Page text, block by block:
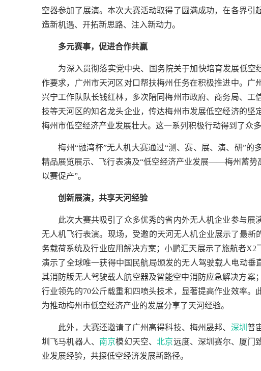
空器参加了展演。本次大赛活动取得了圆满成功，在各界
造新机遇、开拓新思路、注入新动力。
多元赛事，促进合作共赢
为深入贯彻落实党中央、国务院关于加快培育发展低空
作要求，广州市天河区对口帮扶梅州任务在积极推进中。
兴宁工作队队长钱红林，多次陪同梅州市政府、商务局、
技等天河区的知名龙头企业，传达梅州市发展低空经济的
梅州市低空经济产业发展壮大。这一系列积极行动得到了众
梅州“融湾杯”无人机大赛通过“测、赛、展、演、研”的
精品展览展示、飞行表演及“低空经济产业发展——梅州蓄势
以赛促产”。
创新展演，共享天河经验
此次大赛共吸引了众多优秀的省内外无人机企业参与展
无人机飞行表演。现场，受邀的天河无人机企业展示了最
务载荷系统及行业应用解决方案；小鹏汇天展示了旅航者
演示了全球唯一获得中国民航局颁发的无人驾驶载人电动垂
其消防版无人驾驶载人航空器及智能空中消防应急解决方案
行业领先的70公斤载重和四喷头技术，显著提高作业效率
为推动梅州市低空经济产业的发展分享了天河经验。
此外，大赛还邀请了广州高得科技、梅州晟邦、 深圳 普
圳飞马机器人、 南京模幻天空、北京远度、深圳赛尔、厦门
业发展经验，共探低空经济发展新路径。